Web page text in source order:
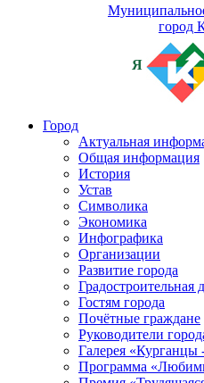
город
Я
Город
Актуальная
Общая информация
История
Устав
Символика
Экономика
Инфографика
Организации
Развитие города
Градостроительная
Гостям города
Почётные граждане
Руководители
Галерея «Курганцы
Программа